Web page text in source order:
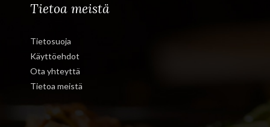
Tietoa meistä
Tietosuoja
Käyttöehdot
Ota yhteyttä
Tietoa meistä